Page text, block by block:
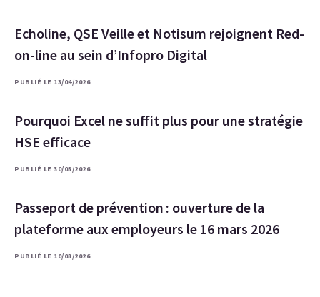
Echoline, QSE Veille et Notisum rejoignent Red-
on-line au sein d’Infopro Digital
PUBLIÉ LE 13/04/2026
Pourquoi Excel ne suffit plus pour une stratégie
HSE efficace
PUBLIÉ LE 30/03/2026
Passeport de prévention : ouverture de la
plateforme aux employeurs le 16 mars 2026
PUBLIÉ LE 10/03/2026